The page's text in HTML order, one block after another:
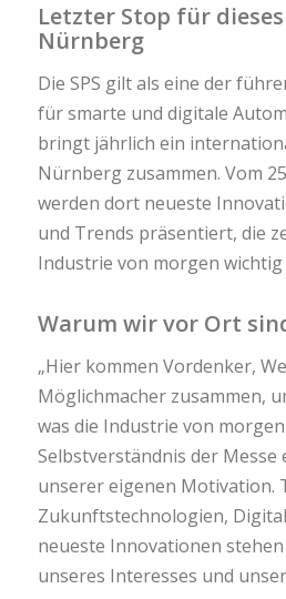
Letzter Stop für dieses
Nürnberg
Die SPS gilt als eine der
für smarte und digitale
bringt jährlich ein
Nürnberg zusammen. Vom
werden dort neueste
und Trends präsentiert, die
Industrie von morgen
Warum wir vor Ort
„Hier kommen Vordenker,
Möglichmacher zusammen,
was die Industrie von
Selbstverständnis der
unserer eigenen Motivation.
Zukunftstechnologien,
neueste Innovationen
unseres Interesses und